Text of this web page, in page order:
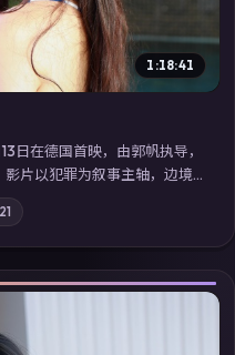
1:18:41
日在德国首映，由郭帆执导，
影片以犯罪为叙事主轴，边境
摄影与配乐强化地域气质；
视剧在线看」延展检索同类
验。